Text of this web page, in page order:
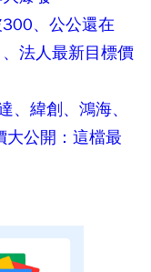
、公公還在
法人最新目標價
、緯創、鴻海、
大公開：這檔最